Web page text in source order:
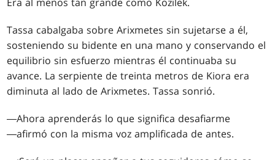
Tassa cabalgaba sobre Arixmetes sin sujetarse a él,
sosteniendo su bidente en una mano y conservando el
equilibrio sin esfuerzo mientras él continuaba su
avance. La serpiente de treinta metros de Kiora era
diminuta al lado de Arixmetes. Tassa sonrió.
―Ahora aprenderás lo que significa desafiarme
―afirmó con la misma voz amplificada de antes.